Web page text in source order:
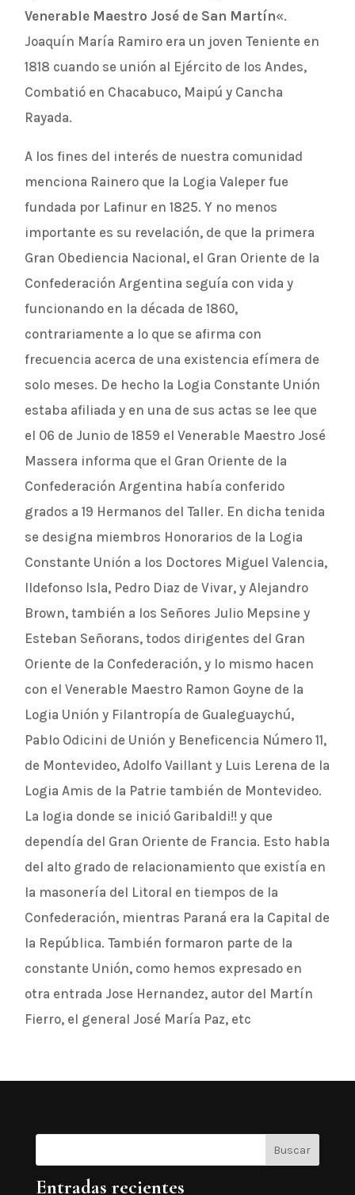
Venerable Maestro José de San Martín«.
Joaquín María Ramiro era un joven Teniente en
1818 cuando se unión al Ejército de los Andes,
Combatió en Chacabuco, Maipú y Cancha
Rayada.
A los fines del interés de nuestra comunidad
menciona Rainero que la Logia Valeper fue
fundada por Lafinur en 1825. Y no menos
importante es su revelación, de que la primera
Gran Obediencia Nacional, el Gran Oriente de la
Confederación Argentina seguía con vida y
funcionando en la década de 1860,
contrariamente a lo que se afirma con
frecuencia acerca de una existencia efímera de
solo meses. De hecho la Logia Constante Unión
estaba afiliada y en una de sus actas se lee que
el 06 de Junio de 1859 el Venerable Maestro José
Massera informa que el Gran Oriente de la
Confederación Argentina había conferido
grados a 19 Hermanos del Taller. En dicha tenida
se designa miembros Honorarios de la Logia
Constante Unión a los Doctores Miguel Valencia,
Ildefonso Isla, Pedro Diaz de Vivar, y Alejandro
Brown, también a los Señores Julio Mepsine y
Esteban Señorans, todos dirigentes del Gran
Oriente de la Confederación, y lo mismo hacen
con el Venerable Maestro Ramon Goyne de la
Logia Unión y Filantropía de Gualeguaychú,
Pablo Odicini de Unión y Beneficencia Número 11,
de Montevideo, Adolfo Vaillant y Luis Lerena de la
Logia Amis de la Patrie también de Montevideo.
La logia donde se inició Garibaldi!! y que
dependía del Gran Oriente de Francia. Esto habla
del alto grado de relacionamiento que existía en
la masonería del Litoral en tiempos de la
Confederación, mientras Paraná era la Capital de
la República. También formaron parte de la
constante Unión, como hemos expresado en
otra entrada Jose Hernandez, autor del Martín
Fierro, el general José María Paz, etc
Buscar
Entradas recientes